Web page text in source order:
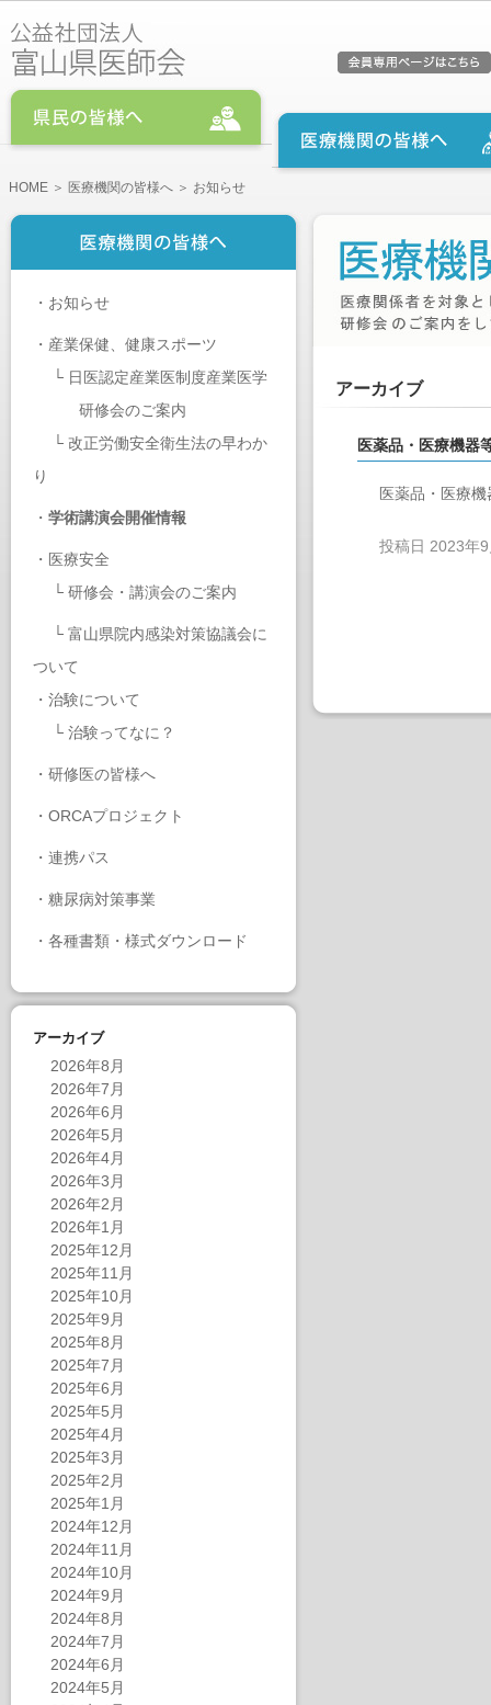
HOME ＞ 医療機関の皆様へ ＞ お知らせ
・ お知らせ
・ 産業保健、健康スポーツ
└ 日医認定産業医制度産業医学
研修会のご案内
└ 改正労働安全衛生法の早わか
り
・ 学術講演会開催情報
・ 医療安全
└ 研修会・講演会のご案内
└ 富山県院内感染対策協議会に
ついて
・ 治験について
└ 治験ってなに？
・ 研修医の皆様へ
・ ORCAプロジェクト
・ 連携パス
・ 糖尿病対策事業
・ 各種書類・様式ダウンロード
アーカイブ
2026年8月
2026年7月
2026年6月
2026年5月
2026年4月
2026年3月
2026年2月
2026年1月
2025年12月
2025年11月
2025年10月
2025年9月
2025年8月
2025年7月
2025年6月
2025年5月
2025年4月
2025年3月
2025年2月
2025年1月
2024年12月
2024年11月
2024年10月
2024年9月
2024年8月
2024年7月
2024年6月
2024年5月
アーカイブ
医薬品・医療機器
医薬品・医療
投稿日 2023年